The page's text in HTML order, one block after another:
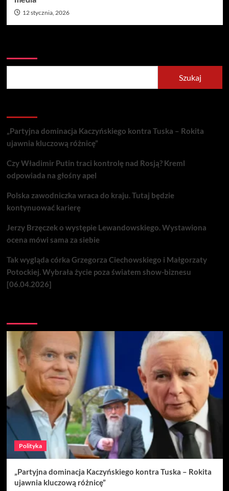
12 stycznia, 2026
Szukaj
„Partyjna dominacja Kaczyńskiego kontra Tuska – Rokita
ujawnia kluczową różnicę”
Czy Władimir Putin traci kontrolę nad Rosją? Kreml
odpowiada na głośny apel
Polska zawodniczka wraca do kraju. Tutaj będzie
kontynuować karierę
Jerzy Brzęczek o występie Lewandowskiego. Wystawiona
ocena mówi sama za siebie
Tak wygląda córka Grzegorza Ciechowskiego i Małgorzaty
Potockiej. Wybrała życie poza światem show-biznesu
[06.04.2026]
Polityka
„Partyjna dominacja Kaczyńskiego kontra Tuska – Rokita
ujawnia kluczową różnicę”